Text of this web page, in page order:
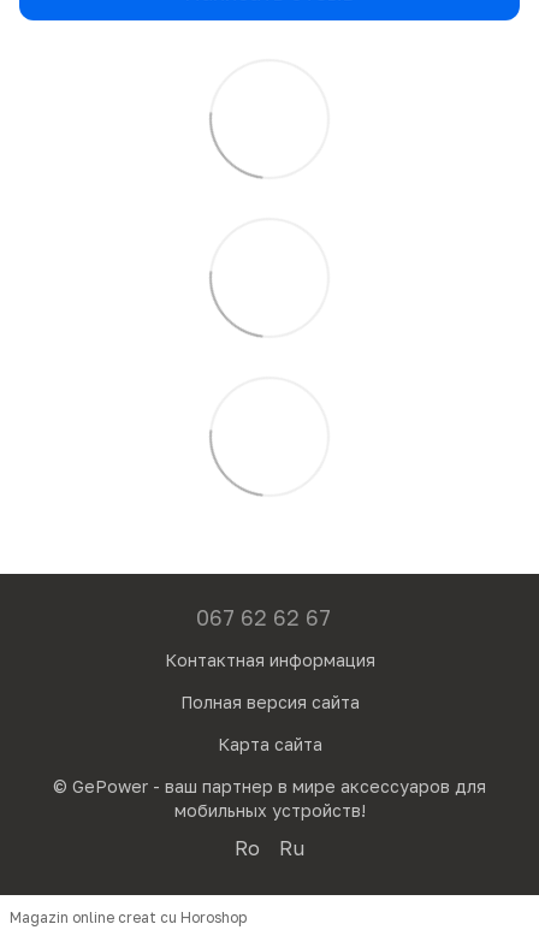
067 62 62 67
Контактная информация
Полная версия сайта
Карта сайта
© GePower - ваш партнер в мире аксессуаров для
мобильных устройств!
Ro Ru
Magazin online creat cu Horoshop